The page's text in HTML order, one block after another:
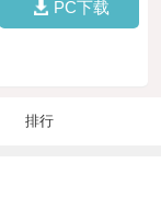
PC下载
排行